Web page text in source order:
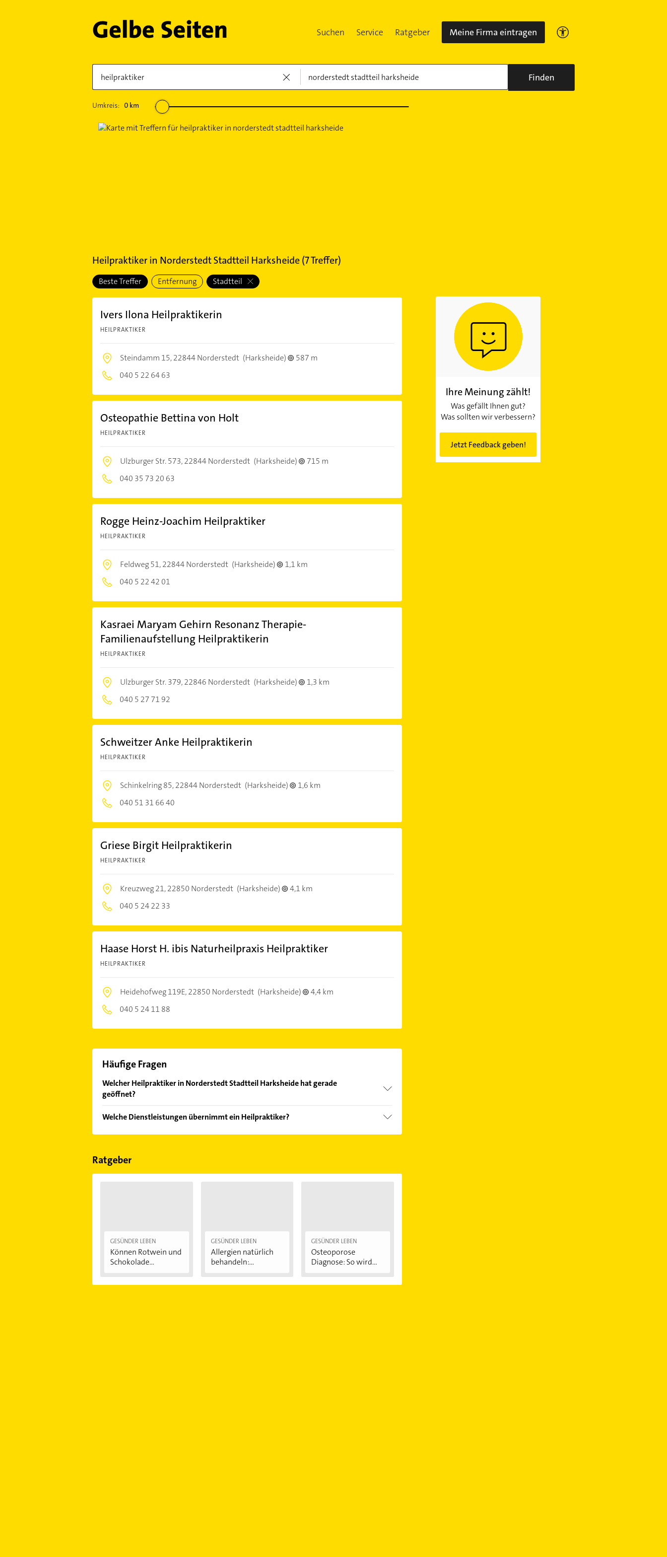
Suchen Service Ratgeber Meine Firma eintragen
Finden
Umkreis: 0km
Heilpraktikerin Norderstedt Stadtteil Harksheide(7Treffer)
Beste Treffer Entfernung Stadtteil
Ivers Ilona Heilpraktikerin
HEILPRAKTIKER
Steindamm 15,22844 Norderstedt (Harksheide)
587 m
040 5 22 64 63
Osteopathie Bettina von Holt
HEILPRAKTIKER
Ulzburger Str. 573,22844 Norderstedt (Harksheide)
715 m
040 35 73 20 63
Rogge Heinz-Joachim Heilpraktiker
HEILPRAKTIKER
Feldweg 51,22844 Norderstedt (Harksheide)
1,1 km
040 5 22 42 01
Kasraei Maryam Gehirn Resonanz Therapie-
Familienaufstellung Heilpraktikerin
HEILPRAKTIKER
Ulzburger Str. 379,22846 Norderstedt (Harksheide)
1,3 km
040 5 27 71 92
Schweitzer Anke Heilpraktikerin
HEILPRAKTIKER
Schinkelring 85,22844 Norderstedt (Harksheide)
1,6 km
040 51 31 66 40
Griese Birgit Heilpraktikerin
HEILPRAKTIKER
Kreuzweg 21,22850 Norderstedt (Harksheide)
4,1 km
040 5 24 22 33
Haase Horst H. ibis Naturheilpraxis Heilpraktiker
HEILPRAKTIKER
Heidehofweg 119E,22850 Norderstedt (Harksheide)
4,4 km
040 5 24 11 88
Häufige Fragen
Welcher Heilpraktiker in Norderstedt Stadtteil Harksheide hat gerade
geöffnet?
Sonn- und Feiertagen abweichen können.
Welche Dienstleistungen übernimmt ein Heilpraktiker?
Folgende Leistungen werden angeboten: Heilhilfstätigkeiten und Heilkunde.
Ratgeber
GESÜNDER LEBEN
Können Rotwein und
Schokolade...
GESÜNDER LEBEN
Allergien natürlich
behandeln:...
GESÜNDER LEBEN
Osteoporose
Diagnose: So wird
Ihre Meinung zählt!
Was gefällt Ihnen gut?
Was sollten wir verbessern?
Jetzt Feedback geben!